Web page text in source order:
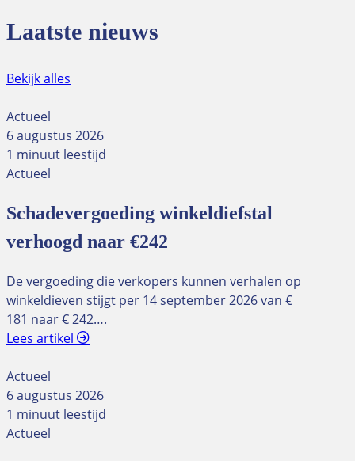
Laatste nieuws
Bekijk alles
Actueel
6 augustus 2026
1 minuut leestijd
Actueel
Schadevergoeding winkeldiefstal
verhoogd naar €242
De vergoeding die verkopers kunnen verhalen op
winkeldieven stijgt per 14 september 2026 van €
181 naar € 242….
Lees artikel
Actueel
6 augustus 2026
1 minuut leestijd
Actueel